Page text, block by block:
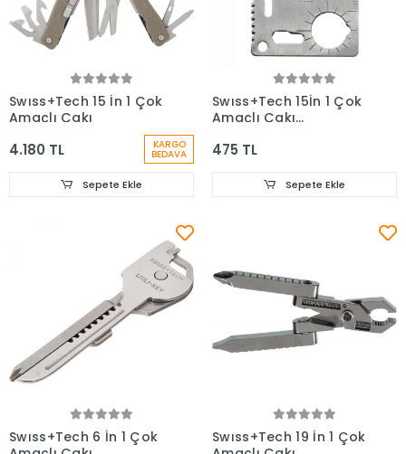
Swıss+Tech 15 İn 1 Çok
Amaçlı Çakı
4.180 TL KARGO
BEDAVA
Sepete Ekle
Swıss+Tech 15İn 1 Çok
Amaçlı Çakı
475 TL
Sepete Ekle
Swıss+Tech 6 İn 1 Çok
Swıss+Tech 19 İn 1 Çok